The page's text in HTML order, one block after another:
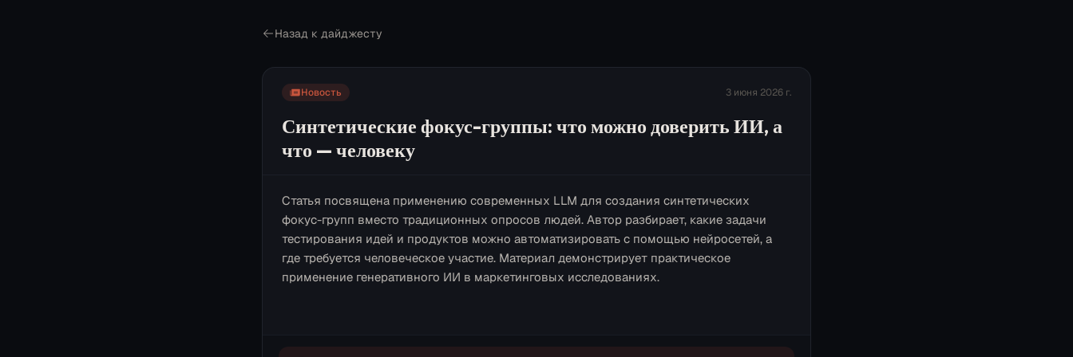
Назад к дайджесту
Новость 3 июня 2026 г.
Синтетические фокус-группы: что можно доверить ИИ, а
что — человеку
Статья посвящена применению современных LLM для создания синтетических
фокус-групп вместо традиционных опросов людей. Автор разбирает, какие задачи
тестирования идей и продуктов можно автоматизировать с помощью нейросетей, а
где требуется человеческое участие. Материал демонстрирует практическое
применение генеративного ИИ в маркетинговых исследованиях.